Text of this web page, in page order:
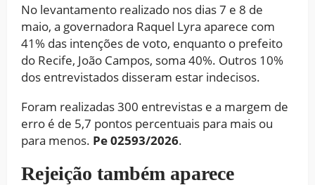
No levantamento realizado nos dias 7 e 8 de
maio, a governadora Raquel Lyra aparece com
41% das intenções de voto, enquanto o prefeito
do Recife, João Campos, soma 40%. Outros 10%
dos entrevistados disseram estar indecisos.
Foram realizadas 300 entrevistas e a margem de
erro é de 5,7 pontos percentuais para mais ou
para menos. Pe 02593/2026.
Rejeição também aparece